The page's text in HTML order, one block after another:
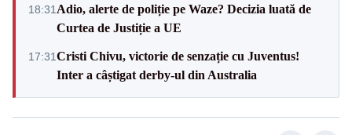
18:31 Adio, alerte de poliție pe Waze? Decizia luată de
Curtea de Justiție a UE
17:31Cristi Chivu, victorie de senzație cu Juventus!
Inter a câștigat derby-ul din Australia